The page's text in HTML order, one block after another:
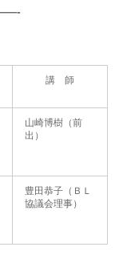
講 師
山崎博樹（前
出）
豊田恭子（ＢＬ
協議会理事）